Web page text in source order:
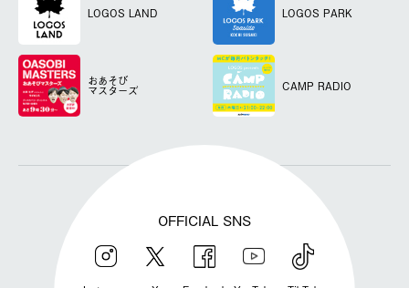
LOGOS LAND LOGOS PARK
おあそび
マスターズ CAMP RADIO
OFFICIAL SNS